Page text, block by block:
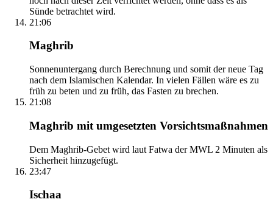
Sünde betrachtet wird.
21:06
Maghrib
Sonnenuntergang durch Berechnung und somit der neue Tag
nach dem Islamischen Kalendar. In vielen Fällen wäre es zu
früh zu beten und zu früh, das Fasten zu brechen.
21:08
Maghrib mit umgesetzten Vorsichtsmaßnahmen
Dem Maghrib-Gebet wird laut Fatwa der MWL 2 Minuten als
Sicherheit hinzugefügt.
23:47
Ischaa